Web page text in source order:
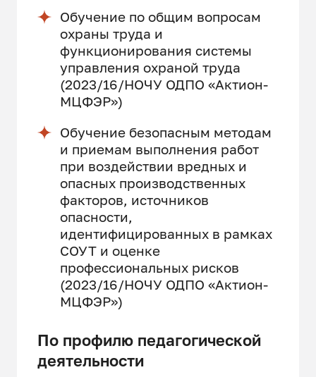
Обучение по общим вопросам
охраны труда и
функционирования системы
управления охраной труда
(2023/16/НОЧУ ОДПО «Актион-
МЦФЭР»)
Обучение безопасным методам
и приемам выполнения работ
при воздействии вредных и
опасных производственных
факторов, источников
опасности,
идентифицированных в рамках
СОУТ и оценке
профессиональных рисков
(2023/16/НОЧУ ОДПО «Актион-
МЦФЭР»)
По профилю педагогической
деятельности